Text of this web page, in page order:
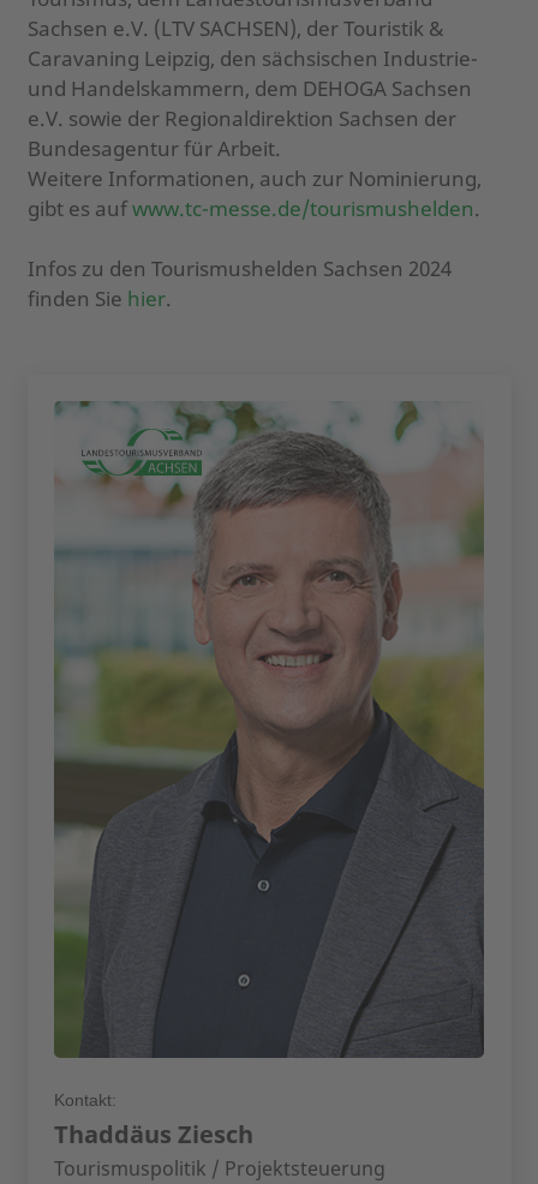
Sachsen e.V. (LTV SACHSEN), der Touristik &
Caravaning Leipzig, den sächsischen Industrie-
und Handelskammern, dem DEHOGA Sachsen
e.V. sowie der Regionaldirektion Sachsen der
Bundesagentur für Arbeit.
Weitere Informationen, auch zur Nominierung,
gibt es aufwww.tc-messe.de/tourismushelden.
Infos zu den Tourismushelden Sachsen 2024
finden Sie hier.
Kontakt:
Thaddäus Ziesch
Tourismuspolitik / Projektsteuerung